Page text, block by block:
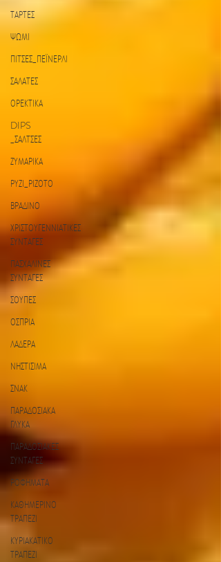
ΤΑΡΤΕΣ
ΨΩΜΙ
ΠΙΤΣΕΣ_ΠΕΪΝΕΡΛΙ
ΣΑΛΑΤΕΣ
ΟΡΕΚΤΙΚΑ
DIPS
_ΣΑΛΤΣΕΣ
ΖΥΜΑΡΙΚΑ
ΡΥΖΙ_ΡΙΖΟΤΟ
ΒΡΑΔΙΝΟ
ΧΡΙΣΤΟΥΓΕΝΝΙΑΤΙΚΕΣ
ΣΥΝΤΑΓΕΣ
ΠΑΣΧΑΛΙΝΕΣ
ΣΥΝΤΑΓΕΣ
ΣΟΥΠΕΣ
ΟΣΠΡΙΑ
ΛΑΔΕΡΑ
ΝΗΣΤΙΣΙΜΑ
ΣΝΑΚ
ΠΑΡΑΔΟΣΙΑΚΑ
ΓΛΥΚΑ
ΠΑΡΑΔΟΣΙΑΚΕΣ
ΣΥΝΤΑΓΕΣ
ΡΟΦΗΜΑΤΑ
ΚΑΘΗΜΕΡΙΝΟ
ΤΡΑΠΕΖΙ
ΚΥΡΙΑΚΑΤΙΚΟ
ΤΡΑΠΕΖΙ